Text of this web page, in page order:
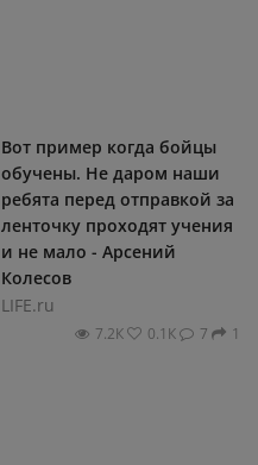
Вот пример когда бойцы
обучены. Не даром наши
ребята перед отправкой за
ленточку проходят учения
и не мало - Арсений
Колесов
LIFE.ru
7.2К 0.1К 7 1